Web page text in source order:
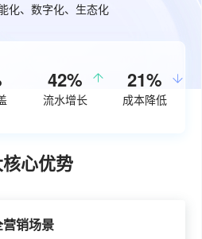
化、数字化、生态化
50%
流水增长
27%
成本降低
核心优势
销场景